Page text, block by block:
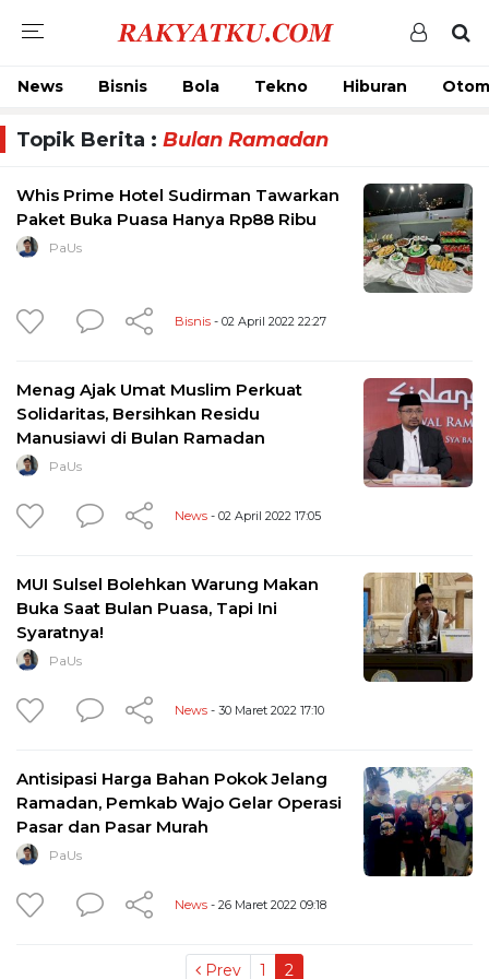
News Bisnis Bola Tekno Hiburan
Topik Berita : Bulan Ramadan
Whis Prime Hotel Sudirman Tawarkan
Paket Buka Puasa Hanya Rp88 Ribu
PaUs
Bisnis - 02 April 2022 22:27
Menag Ajak Umat Muslim Perkuat
Solidaritas, Bersihkan Residu
Manusiawi di Bulan Ramadan
PaUs
News - 02 April 2022 17:05
MUI Sulsel Bolehkan Warung Makan
Buka Saat Bulan Puasa, Tapi Ini
Syaratnya!
PaUs
News - 30 Maret 2022 17:10
Antisipasi Harga Bahan Pokok Jelang
Ramadan, Pemkab Wajo Gelar Operasi
Pasar dan Pasar Murah
PaUs
News - 26 Maret 2022 09:18
Prev 1 2